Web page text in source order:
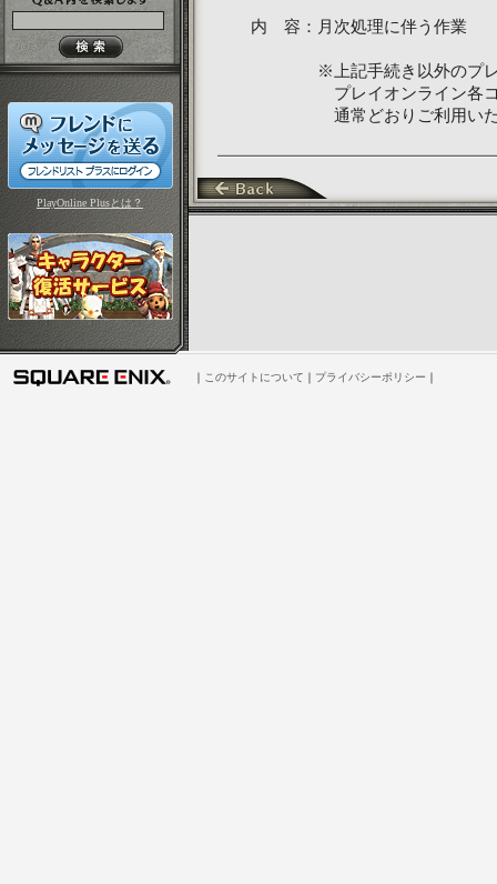
PlayOnline Plusとは？
内 容：月次処理に伴う作業
※上記手続き以外のプレイ
プレイオンライン各コン
通常どおりご利用いた
｜ このサイトについて ｜ プライバシーポリシー ｜